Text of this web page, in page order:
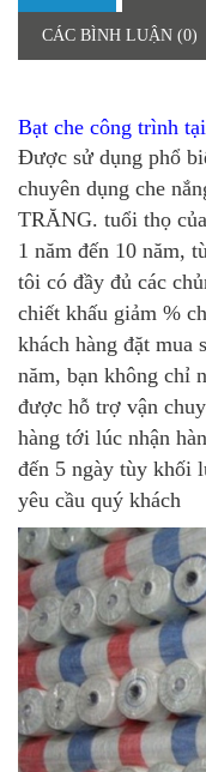
CÁC BÌNH LUẬN (0)
Bạt che công trình
Được sử dụng phổ
chuyên dụng che
TRĂNG. tuổi thọ
1 năm đến 10 năm,
tôi có đầy đủ các
chiết khấu giảm %
khách hàng đặt mua
năm, bạn không chỉ
được hỗ trợ vận
hàng tới lúc nhận
đến 5 ngày tùy khối
yêu cầu quý khách